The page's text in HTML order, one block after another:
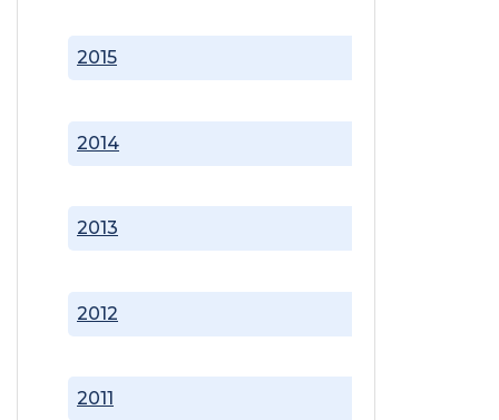
2011
2012
2013
2014
2015